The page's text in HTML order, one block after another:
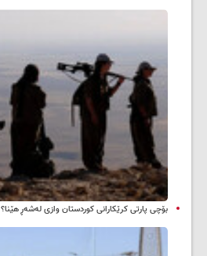
بۆچی پارتی کرێکارانی کوردستان وازی لەشەڕ هێنا؟